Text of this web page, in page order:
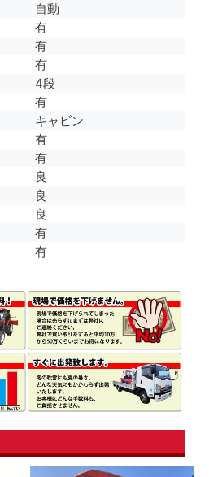
自動
有
有
有
4段
有
キャビン
有
有
良
良
良
有
有